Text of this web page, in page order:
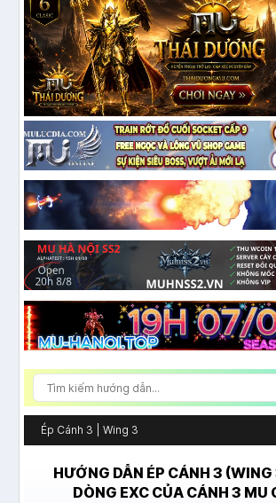
Ép Cánh 3 | Wing 3
HƯỚNG DẪN ÉP CÁNH 3
DÒNG EXC CỦA CÁNH 3 MU